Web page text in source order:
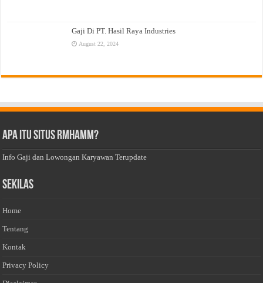
Gaji Di PT. Hasil Raya Industries
August 22, 2024
Apa Itu Situs Rmhamm?
Info Gaji dan Lowongan Karyawan Terupdate
Sekilas
Home
Tentang
Kontak
Privacy Policy